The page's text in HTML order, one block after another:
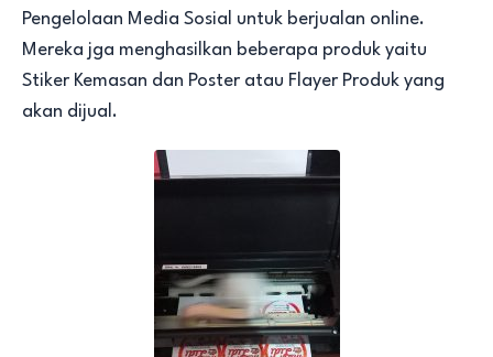
Pengelolaan Media Sosial untuk berjualan online.
Mereka jga menghasilkan beberapa produk yaitu
Stiker Kemasan dan Poster atau Flayer Produk yang
akan dijual.